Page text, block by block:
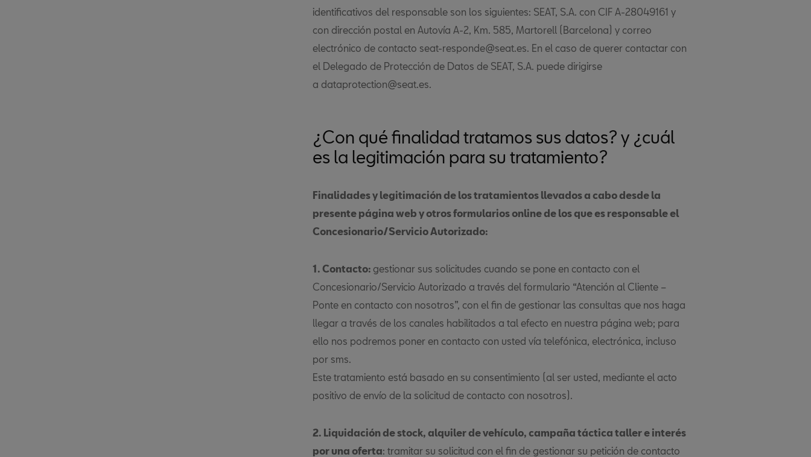
identificativos del responsable son los siguientes: SEAT, S.A. con CIF A-28049161 y
con dirección postal en Autovía A-2, Km. 585, Martorell (Barcelona) y correo
electrónico de contacto seat-responde@seat.es. En el caso de querer contactar con
el Delegado de Protección de Datos de SEAT, S.A. puede dirigirse
a dataprotection@seat.es.
¿Con qué finalidad tratamos sus datos? y ¿cuál
es la legitimación para su tratamiento?
Finalidades y legitimación de los tratamientos llevados a cabo desde la
presente página web y otros formularios online de los que es responsable el
Concesionario/Servicio Autorizado:
1. Contacto: gestionar sus solicitudes cuando se pone en contacto con el
Concesionario/Servicio Autorizado a través del formulario “Atención al Cliente –
Ponte en contacto con nosotros”, con el fin de gestionar las consultas que nos haga
llegar a través de los canales habilitados a tal efecto en nuestra página web; para
ello nos podremos poner en contacto con usted vía telefónica, electrónica, incluso
por sms.
Este tratamiento está basado en su consentimiento (al ser usted, mediante el acto
positivo de envío de la solicitud de contacto con nosotros).
2. Liquidación de stock, alquiler de vehículo, campaña táctica taller e interés
por una oferta: tramitar su solicitud con el fin de gestionar su petición de contacto